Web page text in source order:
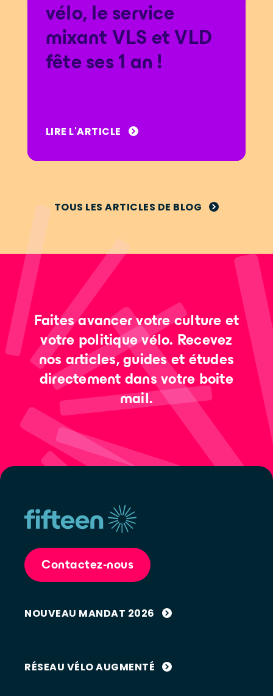
vélo, le service
mixant VLS et VLD
fête ses 1 an !
LIRE L'ARTICLE
TOUS LES ARTICLES DE BLOG
Faites avancer votre culture et
votre politique vélo. Recevez
nos articles, guides et études
directement dans votre boite
mail.
Contactez-nous
NOUVEAU MANDAT 2026
RÉSEAU VÉLO AUGMENTÉ